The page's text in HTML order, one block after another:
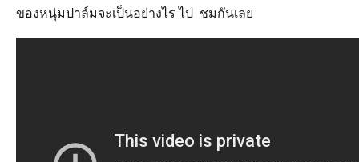
ของหนุ่มปาล์มจะเป็นอย่างไร ไป ชมกันเลย